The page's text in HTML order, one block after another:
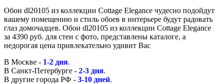
Обои dl20105 из коллекции Cottage Elegance чудесно подойдут
вашему помещению и стиль обоев в интерьере будут радовать
глаз домочадцев. Обои dl20105 из коллекции Cottage Elegance
за 4390 руб. для стен с фото, представлены каталоге, а
недорогая цена привлекательно удивит Вас
В Москве - 1-2 дня.
В Санкт-Петербурге - 2-3 дня.
В другие города РФ - 3-10 дней.